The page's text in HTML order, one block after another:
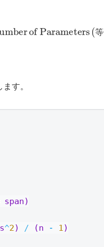
等
ます。
span)
^2 ) / (n - 1 )